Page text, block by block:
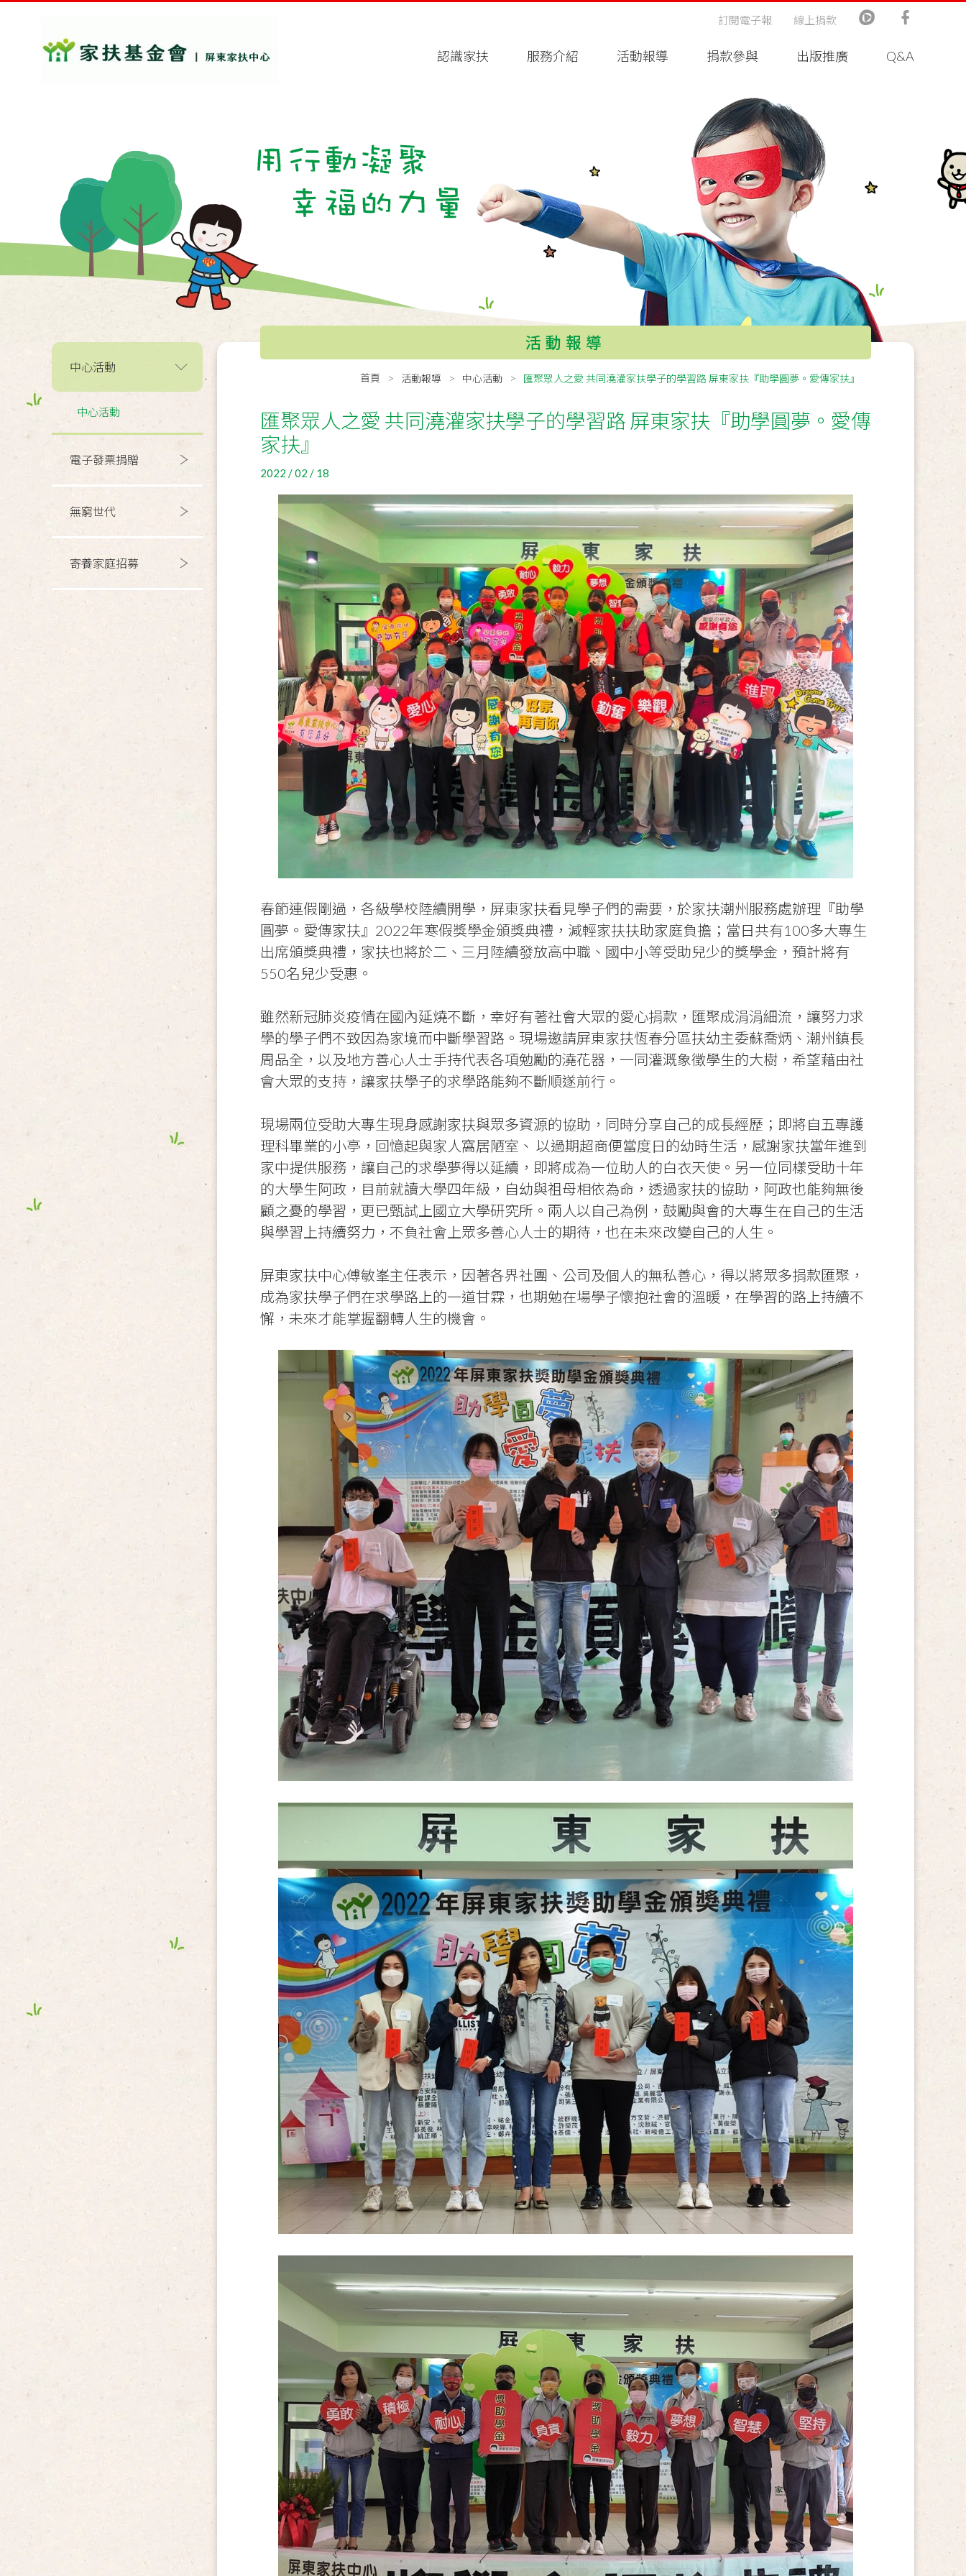
認識家扶 服務介紹 活動報導 捐款參與 出版推廣 Q&A
訂閱電子報 線上捐款
中心活動
中心活動
電子發票捐贈
無窮世代
寄養家庭招募
活動報導
首頁 活動報導 中心活動 匯聚眾人之愛 共同澆灌家扶學子的學習路 屏東家扶『助學圓夢。愛傳家扶』
匯聚眾人之愛 共同澆灌家扶學子的學習路 屏東家扶『助學圓夢。愛傳
家扶』
2022 / 02 / 18
春節連假剛過，各級學校陸續開學，屏東家扶看見學子們的需要，於家扶潮州服務處辦理『助學
圓夢。愛傳家扶』 2022年寒假獎學金頒獎典禮，減輕家扶扶助家庭負擔；當日共有100多大專生
出席頒獎典禮，家扶也將於二、三月陸續發放高中職、國中小等受助兒少的獎學金，預計將有
550名兒少受惠。
雖然新冠肺炎疫情在國內延燒不斷，幸好有著社會大眾的愛心捐款，匯聚成涓涓細流，讓努力求
學的學子們不致因為家境而中斷學習路。現場邀請屏東家扶恆春分區扶幼主委蘇喬炳、潮州鎮長
周品全，以及地方善心人士手持代表各項勉勵的澆花器，一同灌溉象徵學生的大樹，希望藉由社
會大眾的支持，讓家扶學子的求學路能夠不斷順遂前行。
現場兩位受助大專生現身感謝家扶與眾多資源的協助，同時分享自己的成長經歷；即將自五專護
理科畢業的小亭，回憶起與家人窩居陋室、 以過期超商便當度日的幼時生活，感謝家扶當年進到
家中提供服務，讓自己的求學夢得以延續，即將成為一位助人的白衣天使。另一位同樣受助十年
的大學生阿政，目前就讀大學四年級，自幼與祖母相依為命，透過家扶的協助，阿政也能夠無後
顧之憂的學習，更已甄試上國立大學研究所。兩人以自己為例，鼓勵與會的大專生在自己的生活
與學習上持續努力，不負社會上眾多善心人士的期待，也在未來改變自己的人生。
屏東家扶中心傅敏峯主任表示，因著各界社團、公司及個人的無私善心，得以將眾多捐款匯聚，
成為家扶學子們在求學路上的一道甘霖，也期勉在場學子懷抱社會的溫暖，在學習的路上持續不
懈，未來才能掌握翻轉人生的機會。